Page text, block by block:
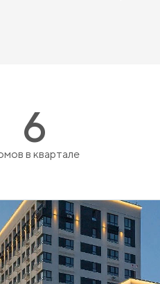
6
в квартале